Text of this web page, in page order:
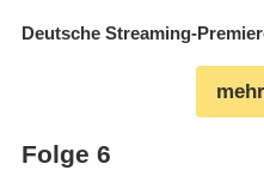
Deutsche Streaming-
Folge 6